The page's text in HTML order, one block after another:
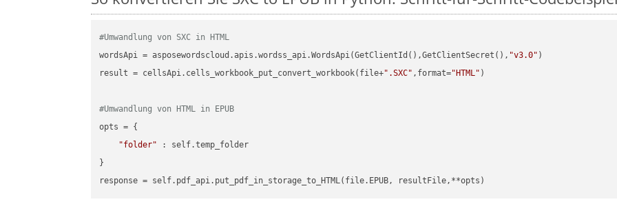
#Umwandlung von SXC in HTML
wordsApi = asposewordscloud.apis.wordss_api.WordsApi(GetClientId(),GetClientSecret(), "v3.0" )
result = cellsApi.cells_workbook_put_convert_workbook(file+".SXC" ,format="HTML" )
#Umwandlung von HTML in EPUB
opts = {
"folder" : self.temp_folder
}